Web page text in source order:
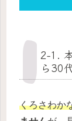
2-1.
ら30
くろさわか